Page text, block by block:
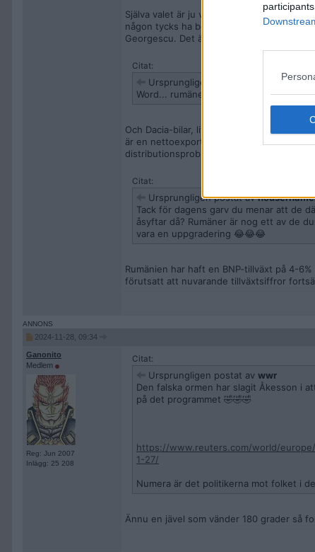
Själva valet är ju välövervakat så det är
någon tycks ha bedrivit en stor kampanj
Georgescu. Det är ju inte valfusk per se,
Citat:
Ursprungligen postat av
Word... rumäner är ju ett skitfolk vars
Och Dacia-bilar, lite matematiker
är en nettoexportör av naturgas, vilket är
distributionsproblem.
Citat:
Ursprungligen postat av
Tack för dagens garv du menar att de
åsyftar då? Rumäner är nog ett av de
vara en uppgradering 😂😂😂
Rumänien har haft en BNP-tillväxt på 4-
förutsatt att nuvarande tillväxtsiffror
2024-11-28, 09:34
Ganonito
Medlem
Reg: Jun 2007
Inlägg: 25 208
Citat:
Ursprungligen postat av wwr
Den falska ormen har slagit Åkesson i
på det programmet 🤣🤣🤣
https://www.reuters.com/world/
1-27/
Numera är det politikerna mot folket i
Ännu en jävel som vänder 180 grader så